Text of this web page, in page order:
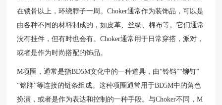
在锁骨以上，环绕脖子一周。Choker通常作为装饰品，可以是
由各种不同的材料制成的，如皮革、丝绸、棉布等。它们通常
没有挂件，但有时也会有。Choker通常用于日常穿搭，派对，
或者是作为时尚搭配的饰品。
M项圈，通常是指BD5M文化中的一种道具，由“铃铛”“铆钉”
“铭牌”等连接的链条组成。这种项圈通常用于BD5M中的角色
扮演，或者是作为表达和控制的一种手段。与Choker不同，M